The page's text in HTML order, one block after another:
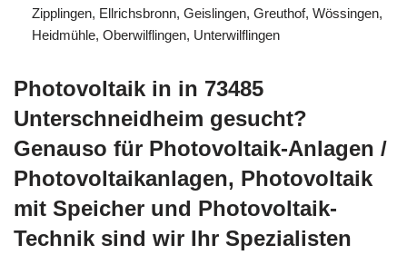
Zipplingen, Ellrichsbronn, Geislingen, Greuthof, Wössingen,
Heidmühle, Oberwilflingen, Unterwilflingen
Photovoltaik in in 73485
Unterschneidheim gesucht?
Genauso für Photovoltaik-Anlagen /
Photovoltaikanlagen, Photovoltaik
mit Speicher und Photovoltaik-
Technik sind wir Ihr Spezialisten